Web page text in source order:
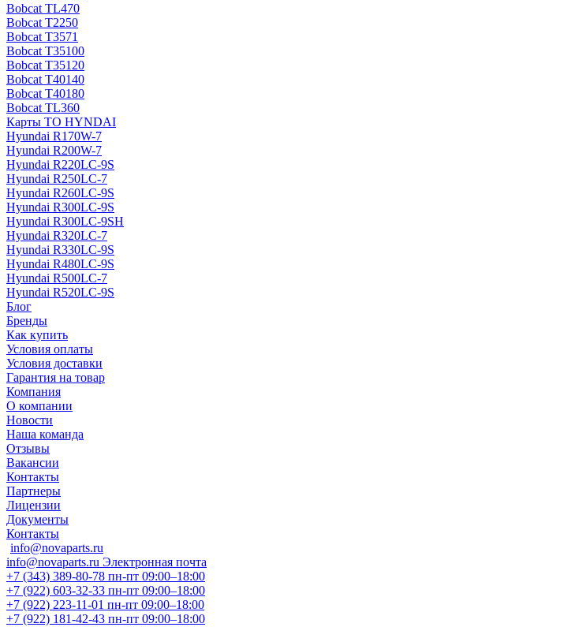
Bobcat TL470
Bobcat Т2250
Bobcat Т3571
Bobcat Т35100
Bobcat Т35120
Bobcat Т40140
Bobcat Т40180
Bobcat ТL360
Карты ТО HYNDAI
Hyundai R170W-7
Hyundai R200W-7
Hyundai R220LC-9S
Hyundai R250LC-7
Hyundai R260LC-9S
Hyundai R300LC-9S
Hyundai R300LC-9SH
Hyundai R320LC-7
Hyundai R330LC-9S
Hyundai R480LC-9S
Hyundai R500LC-7
Hyundai R520LC-9S
Блог
Бренды
Как купить
Условия оплаты
Условия доставки
Гарантия на товар
Компания
О компании
Новости
Наша команда
Отзывы
Вакансии
Контакты
Партнеры
Лицензии
Документы
Контакты
info@novaparts.ru
info@novaparts.ru Электронная почта
+7 (343) 389-80-78 пн-пт 09:00–18:00
+7 (922) 603-32-33 пн-пт 09:00–18:00
+7 (922) 223-11-01 пн-пт 09:00–18:00
+7 (922) 181-42-43 пн-пт 09:00–18:00